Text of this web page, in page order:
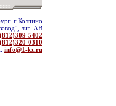
г.Колпино
лит. АВ
5402
0310
info@1-kz.ru